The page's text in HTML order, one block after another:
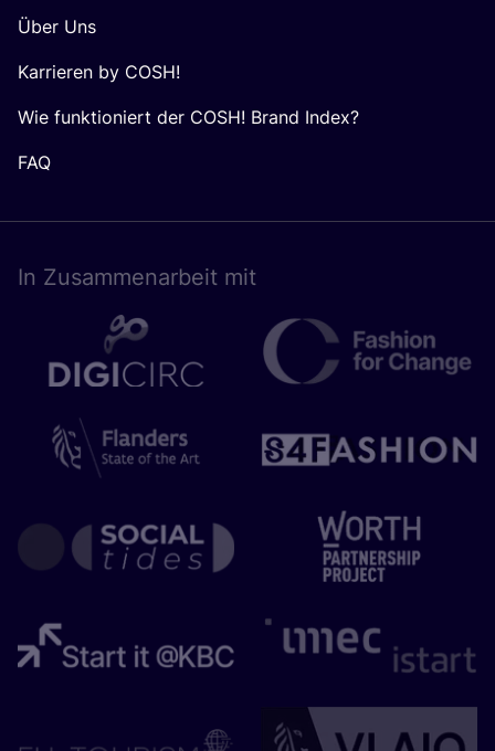
Über Uns
Karrieren by COSH!
Wie funktioniert der COSH! Brand Index?
FAQ
In Zusam­men­ar­beit mit